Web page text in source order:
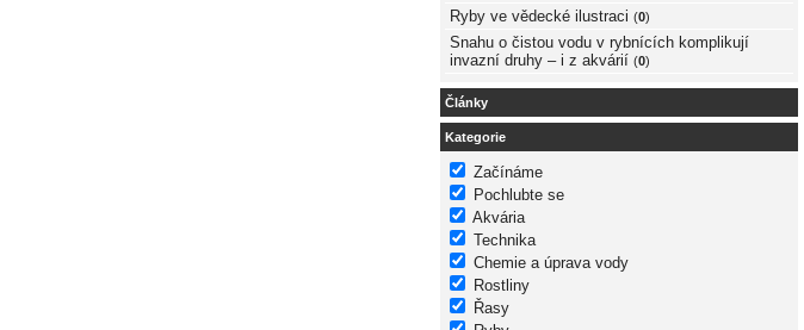
Ryby ve vědecké ilustraci (0)
Snahu o čistou vodu v rybnících komplikují
invazní druhy – i z akvárií (0)
Články
Kategorie
Začínáme
Pochlubte se
Akvária
Technika
Chemie a úprava vody
Rostliny
Řasy